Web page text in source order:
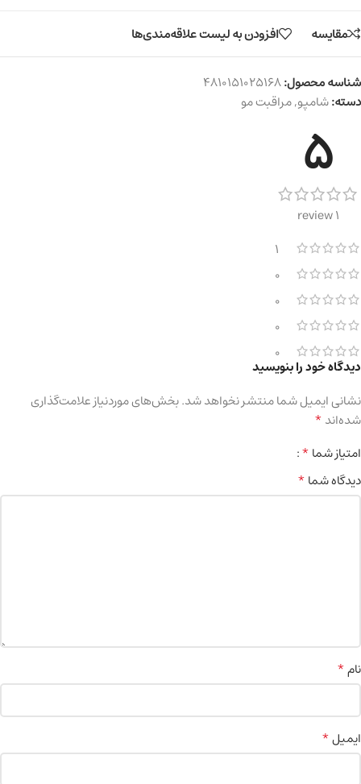
مقایسه افزودن به لیست علاقه‌مندی‌ها
شناسه محصول:4810151025168
دسته:شامپو,مراقبت مو
5
1 review
1
0
0
0
0
دیدگاه خود را بنویسید
نشانی ایمیل شما منتشر نخواهد شد.بخش‌های موردنیاز علامت‌گذاری
شده‌اند*
امتیاز شما*
دیدگاه شما*
نام*
ایمیل*